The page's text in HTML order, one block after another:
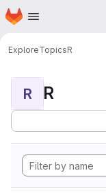
Skip to main content
Homepage
ExploreTopicsR
R R